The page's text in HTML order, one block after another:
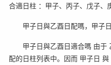
合適日柱 ：甲子、丙子、戊子、
甲子日與乙酉日配嗎，甲子
甲子日與乙酉日適合嗎 由于
配的日柱列表中。因而 甲子日 與